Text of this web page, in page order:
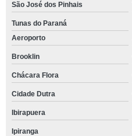
São José dos Pinhais
Tunas do Paraná
Aeroporto
Brooklin
Chácara Flora
Cidade Dutra
Ibirapuera
Ipiranga